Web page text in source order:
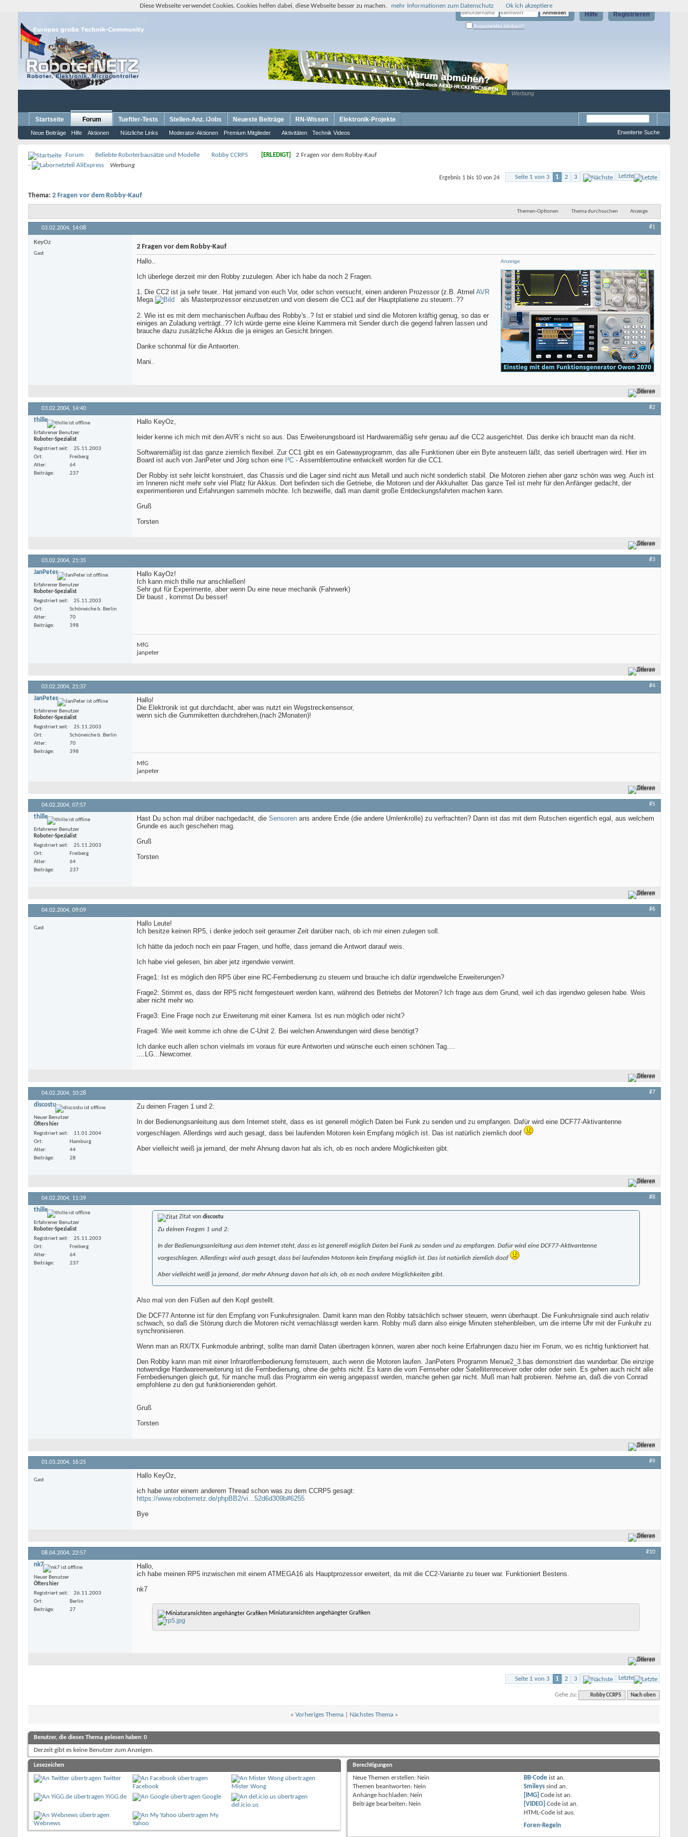
Registrieren
Hilfe
Angemeldet bleiben?
Werbung
Startseite Forum
Neue Beiträge Hilfe Aktionen Nützliche Links Moderator-Aktionen Premium Mitglieder Aktivitäten Technik Videos
Tueftler-Tests Stellen-Anz. /Jobs Neueste Beiträge RN-Wissen Elektronik-Projekte
Erweiterte Suche
Forum Beliebte Roboterbausätze und Modelle Robby CCRP5 [ERLEDIGT]
2 Fragen vor dem Robby-Kauf
-
Werbung
Seite 1 von 3
1 2 3 Letzte
Ergebnis 1 bis 10 von 24
Thema: 2 Fragen vor dem Robby-Kauf
Themen-Optionen Thema durchsuchen Anzeige
03.02.2004, 14:08 #1
KeyOz
Gast
2 Fragen vor dem Robby-Kauf
Anzeige
Hallo..
Ich überlege derzeit mir den Robby zuzulegen. Aber ich habe da noch 2 Fragen.
1. Die CC2 ist ja sehr teuer.. Hat jemand von euch Vor, oder schon versucht, einen anderen Prozessor (z.B. Atmel AVR
Mega
als Masterprozessor einzusetzen und von diesem die CC1 auf der Hauptplatiene zu steuern..??
2. Wie ist es mit dem mechanischen Aufbau des Robby's..? Ist er stabiel und sind die Motoren kräftig genug, so das er
einiges an Zuladung verträgt..?? Ich würde gerne eine kleine Kammera mit Sender durch die gegend fahren lassen und
brauche dazu zusätzliche Akkus die ja einiges an Gesicht bringen.
Danke schonmal für die Antworten.
Mani..
Zitieren
03.02.2004, 14:40 #2
thille
Erfahrener Benutzer
Roboter-Spezialist
Registriert seit
25.11.2003
Ort
Freiberg
Alter
64
Beiträge
237
Hallo KeyOz,
leider kenne ich mich mit den AVR´s nicht so aus. Das Erweiterungsboard ist Hardwaremäßig sehr genau auf die CC2 ausgerichtet. Das denke ich braucht man da nicht.
Softwaremäßig ist das ganze ziemlich flexibel. Zur CC1 gibt es ein Gatewayprogramm, das alle Funktionen über ein Byte ansteuern läßt, das seriell übertragen wird. Hier im
Board ist auch von JanPeter und Jörg schon eine I²C - Assemblerroutine entwickelt worden für die CC1.
Der Robby ist sehr leicht konstruiert, das Chassis und die Lager sind nicht aus Metall und auch nicht sonderlich stabil. Die Motoren ziehen aber ganz schön was weg. Auch ist
im Inneren nicht mehr sehr viel Platz für Akkus. Dort befinden sich die Getriebe, die Motoren und der Akkuhalter. Das ganze Teil ist mehr für den Anfänger gedacht, der
experimentieren und Erfahrungen sammeln möchte. Ich bezweifle, daß man damit große Entdeckungsfahrten machen kann.
Gruß
Torsten
Zitieren
03.02.2004, 21:35 #3
JanPeter
Erfahrener Benutzer
Roboter-Spezialist
Registriert seit
25.11.2003
Ort
Schöneiche b. Berlin
Alter
70
Beiträge
398
Hallo KayOz!
Ich kann mich thille nur anschließen!
Sehr gut für Experimente, aber wenn Du eine neue mechanik (Fahrwerk)
Dir baust , kommst Du besser!
MfG
janpeter
Zitieren
03.02.2004, 21:37 #4
JanPeter
Erfahrener Benutzer
Roboter-Spezialist
Registriert seit
25.11.2003
Ort
Schöneiche b. Berlin
Alter
70
Beiträge
398
Hallo!
Die Elektronik ist gut durchdacht, aber was nutzt ein Wegstreckensensor,
wenn sich die Gummiketten durchdrehen,(nach 2Monaten)!
MfG
janpeter
Zitieren
04.02.2004, 07:57 #5
thille
Erfahrener Benutzer
Roboter-Spezialist
Registriert seit
25.11.2003
Ort
Freiberg
Alter
64
Beiträge
237
Hast Du schon mal drüber nachgedacht, die Sensoren ans andere Ende (die andere Umlenkrolle) zu verfrachten? Dann ist das mit dem Rutschen eigentlich egal, aus welchem
Grunde es auch geschehen mag.
Gruß
Torsten
Zitieren
04.02.2004, 09:09 #6
Gast
Hallo Leute!
Ich besitze keinen RP5, i denke jedoch seit geraumer Zeit darüber nach, ob ich mir einen zulegen soll.
Ich hätte da jedoch noch ein paar Fragen, und hoffe, dass jemand die Antwort darauf weis.
Ich habe viel gelesen, bin aber jetz irgendwie verwirrt.
Frage1: Ist es möglich den RP5 über eine RC-Fernbedienung zu steuern und brauche ich dafür irgendwelche Erweiterungen?
Frage2: Stimmt es, dass der RP5 nicht ferngesteuert werden kann, während des Betriebs der Motoren? Ich frage aus dem Grund, weil ich das irgendwo gelesen habe. Weis
aber nicht mehr wo.
Frage3: Eine Frage noch zur Erweiterung mit einer Kamera. Ist es nun möglich oder nicht?
Frage4: Wie weit komme ich ohne die C-Unit 2. Bei welchen Anwendungen wird diese benötigt?
Ich danke euch allen schon vielmals im voraus für eure Antworten und wünsche euch einen schönen Tag....
....LG...Newcomer.
Zitieren
04.02.2004, 10:28 #7
discostu
Neuer Benutzer
Öfters hier
Registriert seit
11.01.2004
Ort
Hamburg
Alter
44
Beiträge
28
Zu deinen Fragen 1 und 2:
In der Bedienungsanleitung aus dem Internet steht, dass es ist generell möglich Daten bei Funk zu senden und zu empfangen. Dafür wird eine DCF77-Aktivantenne
vorgeschlagen. Allerdings wird auch gesagt, dass bei laufenden Motoren kein Empfang möglich ist. Das ist natürlich ziemlich doof
Aber vielleicht weiß ja jemand, der mehr Ahnung davon hat als ich, ob es noch andere Möglichkeiten gibt.
Zitieren
04.02.2004, 11:39 #8
thille
Erfahrener Benutzer
Roboter-Spezialist
Registriert seit
25.11.2003
Ort
Freiberg
Alter
64
Beiträge
237
Zitat von discostu
Zu deinen Fragen 1 und 2:
In der Bedienungsanleitung aus dem Internet steht, dass es ist generell möglich Daten bei Funk zu senden und zu empfangen. Dafür wird eine DCF77-Aktivantenne
vorgeschlagen. Allerdings wird auch gesagt, dass bei laufenden Motoren kein Empfang möglich ist. Das ist natürlich ziemlich doof
Aber vielleicht weiß ja jemand, der mehr Ahnung davon hat als ich, ob es noch andere Möglichkeiten gibt.
Also mal von den Füßen auf den Kopf gestellt.
Die DCF77 Antenne ist für den Empfang von Funkuhrsignalen. Damit kann man den Robby tatsächlich schwer steuern, wenn überhaupt. Die Funkuhrsignale sind auch relativ
schwach, so daß die Störung durch die Motoren nicht vernachlässgt werden kann. Robby muß dann also einige Minuten stehenbleiben, um die interne Uhr mit der Funkuhr zu
synchronisieren.
Wenn man an RX/TX Funkmodule anbringt, sollte man damit Daten übertragen können, waren aber noch keine Erfahrungen dazu hier im Forum, wo es richtig funktioniert hat.
Den Robby kann man mit einer Infrarotfernbedienung fernsteuern, auch wenn die Motoren laufen. JanPeters Programm Menue2_3.bas demonstriert das wunderbar. Die einzige
notwendige Hardwareerweiterung ist die Fernbedienung, ohne die gehts nicht. Es kann die vom Fernseher oder Satellitenreceiver oder oder oder sein. Es gehen auch nicht alle
Fernbedienungen gleich gut, für manche muß das Programm ein wenig angepasst werden, manche gehen gar nicht. Muß man halt probieren. Nehme an, daß die von Conrad
empfohlene zu den gut funktionierenden gehört.
Gruß
Torsten
Zitieren
01.03.2004, 16:25 #9
Gast
Hallo KeyOz,
ich habe unter einem anderem Thread schon was zu dem CCRP5 gesagt:
https://www.roboternetz.de/phpBB2/vi...52d6d309b#6255
Bye
Zitieren
08.04.2004, 22:57 #10
nk7
Neuer Benutzer
Öfters hier
Registriert seit
26.11.2003
Ort
Berlin
Beiträge
27
Hallo,
ich habe meinen RP5 inzwischen mit einem ATMEGA16 als Hauptprozessor erweitert, da mit die CC2-Variante zu teuer war. Funktioniert Bestens.
nk7
Miniaturansichten angehängter Grafiken
Zitieren
Seite 1 von 3 1 2 3 Letzte
Gehe zu: Robby CCRP5 Nach oben
« Vorheriges Thema| Nächstes Thema »
Benutzer, die dieses Thema gelesen haben: 0
Derzeit gibt es keine Benutzer zum Anzeigen.
Lesezeichen
Twitter
Facebook
Mister Wong
YiGG.de
Google
del.icio.us
Webnews
My
Yahoo
Berechtigungen
Neue Themen erstellen: Nein
Themen beantworten: Nein
Anhänge hochladen: Nein
Beiträge bearbeiten: Nein
BB-Code istan.
Smileys sindan.
[IMG] Code istan.
[VIDEO] Code istan.
HTML-Code istaus.
Foren-Regeln
Diese Webseite verwendet Cookies. Cookies helfen dabei, diese Webseite besser zu machen. mehr Informationen zum Datenschutz Ok ich akzeptiere